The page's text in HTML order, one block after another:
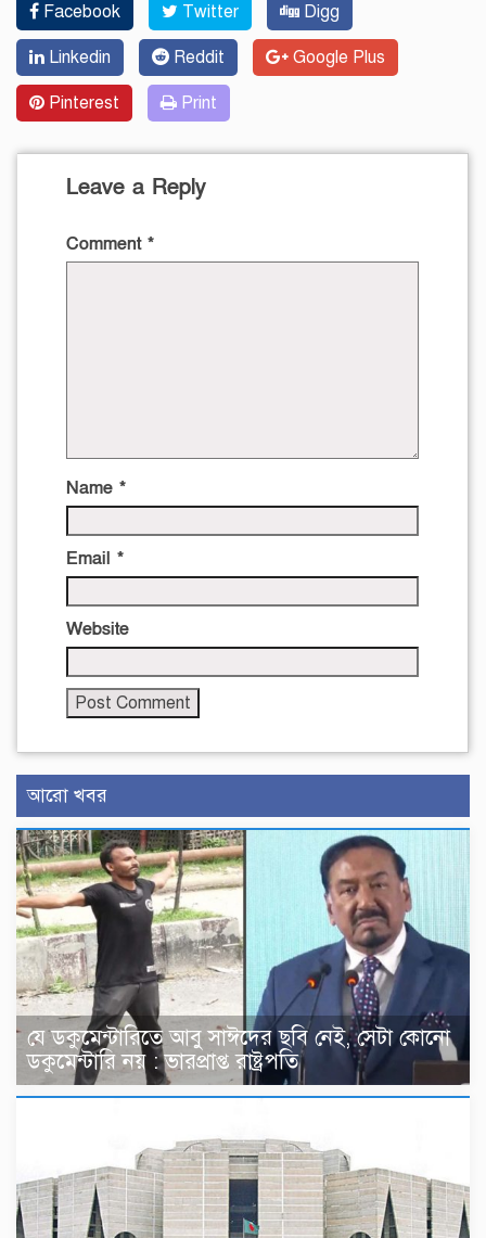
Facebook Twitter Digg
Linkedin Reddit Google Plus
Pinterest Print
Leave a Reply
Comment *
Name *
Email *
Website
আরো খবর
যে ডকুমেন্টারিতে আবু সাঈদের ছবি নেই, সেটা কোনো
ডকুমেন্টারি নয় : ভারপ্রাপ্ত রাষ্ট্রপতি